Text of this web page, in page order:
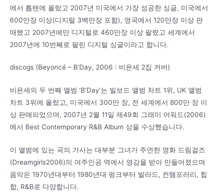
에서 톱텐에 올랐고 2007년 미국에서 가장 성공한 싱글, 미국에서
600만장 이상(디지털 3백만장 포함), 영국에서 120만장 이상 판
매됐고 2007년에만 디지털로 460만장 이상 팔렸고 세계에서
2007년에 10번째로 팔린 디지털 싱글이라고 합니다.
discogs (Beyoncé – B’Day, 2006 : 비욘세 2집 커버)
비욘세의 두 번째 앨범 ‘B’Day’는 빌보드 앨범 차트 1위, UK 앨범
차트 3위에 올랐고, 미국에서 300만 장, 전 세계에서 800만 장 이
상 판매되었으며, 2007년 2월 11일 제49회 그래미 어워드(2006)
에서 Best Contemporary R&B Album 상을 수상했습니다.
이 앨범에 있는 곡의 가사는 대부분 그녀가 주연한 영화 드림걸즈
(Dreamgirls2006)의 여주인공 역에서 영감을 받아 만들어졌으며
음악은 1970년대부터 1980년대 펑크부터 발라드, 컨템포러리, 힙
합, R&B로 다양합니다.